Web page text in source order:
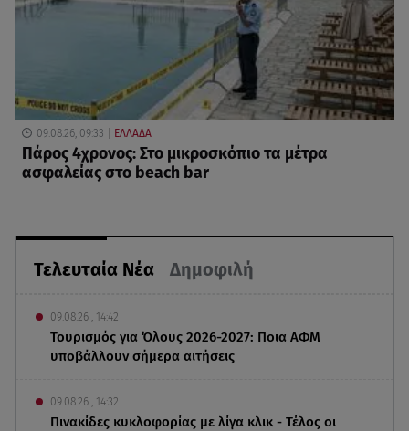
Τελευταία Νέα Δημοφιλή
09.08.26 , 14:42
Τουρισμός για Όλους 2026-2027: Ποια ΑΦΜ
υποβάλλουν σήμερα αιτήσεις
09.08.26 , 14:32
Πινακίδες κυκλοφορίας με λίγα κλικ - Τέλος οι
09.08.26, 09:33 ΕΛΛΑΔΑ
Πάρος 4χρονος: Στο μικροσκόπιο τα μέτρα
ασφαλείας στο beach bar